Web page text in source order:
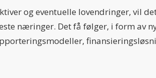
og eventuelle lovendringer, vil
næringer. Det få følger, i form av